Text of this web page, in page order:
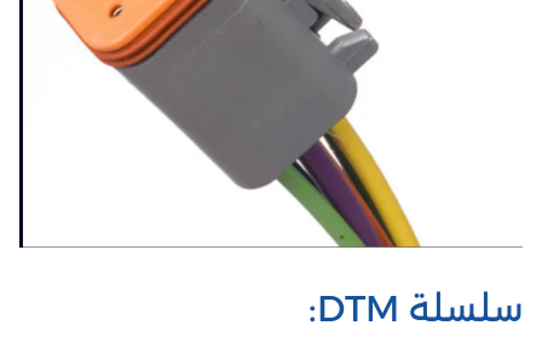
سلسلة DTM: